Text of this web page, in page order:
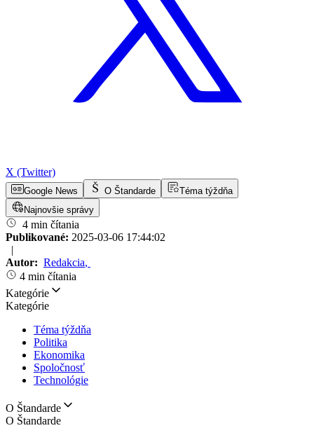
X (Twitter)
Google News O Štandarde
Téma týždňa
Najnovšie správy
4 min čítania
Publikované: 2025-03-06 17:44:02
|
Autor: Redakcia,
4 min čítania
Kategórie
Kategórie
Téma týždňa
Politika
Ekonomika
Spoločnosť
Technológie
O Štandarde
O Štandarde